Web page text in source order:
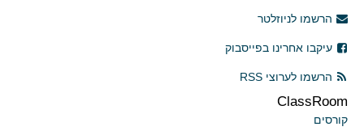
הרשמו לניוזלטר
עיקבו אחרינו בפייסבוק
הרשמו לערוצי RSS
ClassRoom
קורסים